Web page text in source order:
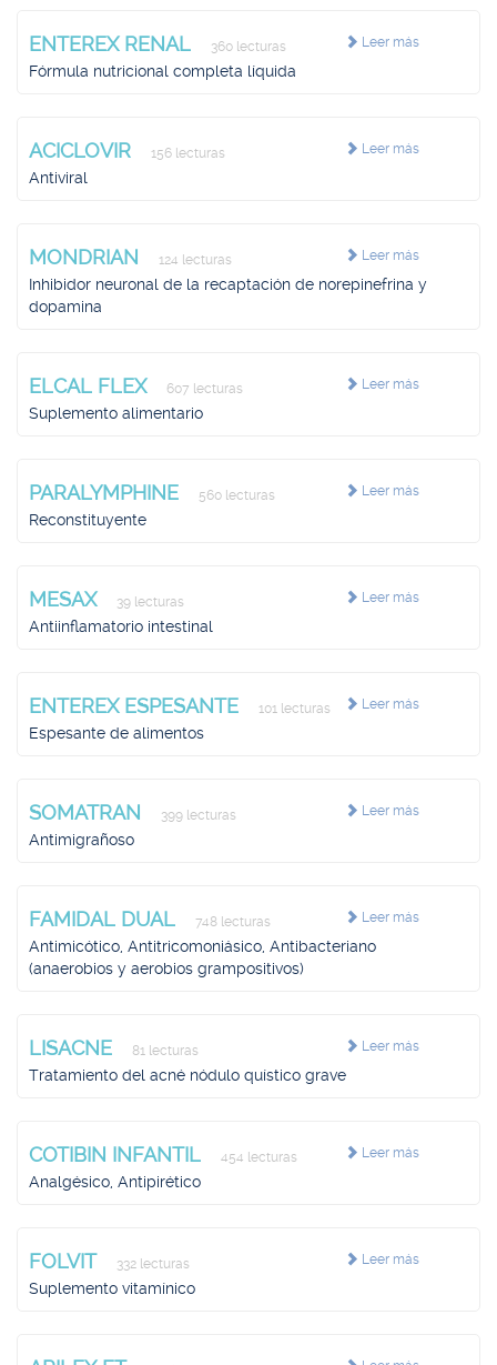
Leer más
ENTEREX RENAL 360 lecturas
Fórmula nutricional completa líquida
Leer más
ACICLOVIR 156 lecturas
Antiviral
Leer más
MONDRIAN 124 lecturas
Inhibidor neuronal de la recaptación de norepinefrina y
dopamina
Leer más
ELCAL FLEX 607 lecturas
Suplemento alimentario
Leer más
PARALYMPHINE 560 lecturas
Reconstituyente
Leer más
MESAX 39 lecturas
Antiinflamatorio intestinal
Leer más
ENTEREX ESPESANTE 101 lecturas
Espesante de alimentos
Leer más
SOMATRAN 399 lecturas
Antimigrañoso
Leer más
FAMIDAL DUAL 748 lecturas
Antimicótico, Antitricomoniásico, Antibacteriano
(anaerobios y aerobios grampositivos)
Leer más
LISACNE 81 lecturas
Tratamiento del acné nódulo quístico grave
Leer más
COTIBIN INFANTIL 454 lecturas
Analgésico, Antipirético
Leer más
FOLVIT 332 lecturas
Suplemento vitamínico